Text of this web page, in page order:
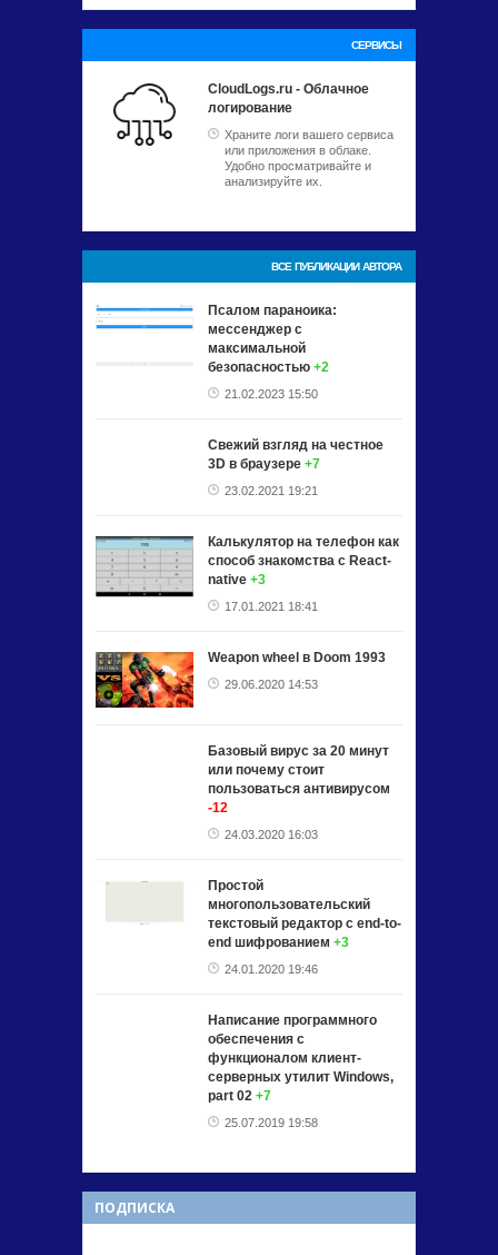
СЕРВИСЫ
CloudLogs.ru - Облачное
логирование
Храните логи вашего сервиса
или приложения в облаке.
Удобно просматривайте и
анализируйте их.
ВСЕ ПУБЛИКАЦИИ АВТОРА
Псалом параноика:
мессенджер с
максимальной
безопасностью +2
21.02.2023 15:50
Свежий взгляд на честное
3D в браузере +7
23.02.2021 19:21
Калькулятор на телефон как
способ знакомства с React-
native +3
17.01.2021 18:41
Weapon wheel в Doom 1993
29.06.2020 14:53
Базовый вирус за 20 минут
или почему стоит
пользоваться антивирусом
-12
24.03.2020 16:03
Простой
многопользовательский
текстовый редактор с end-to-
end шифрованием +3
24.01.2020 19:46
Написание программного
обеспечения с
функционалом клиент-
серверных утилит Windows,
part 02 +7
25.07.2019 19:58
ПОДПИСКА